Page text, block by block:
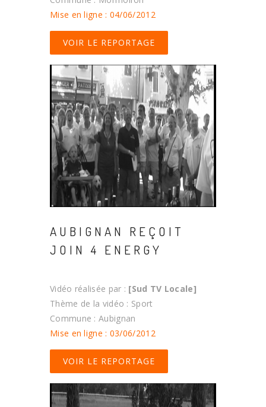
Mise en ligne : 04/06/2012
VOIR LE REPORTAGE
AUBIGNAN REÇOIT
JOIN 4 ENERGY
Vidéo réalisée par : [Sud TV Locale]
Thème de la vidéo : Sport
Commune : Aubignan
Mise en ligne : 03/06/2012
VOIR LE REPORTAGE